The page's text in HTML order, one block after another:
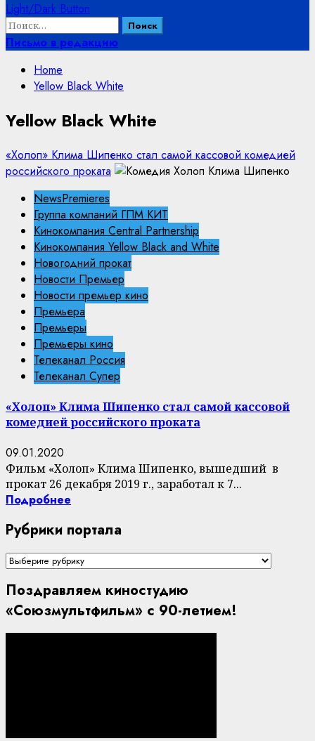
Light/Dark Button
Найти:
Письмо в редакцию
Home
Yellow Black White
Yellow Black White
«Холоп» Клима Шипенко стал самой кассовой комедией
российского проката
NewsPremieres
Группа компаний ГПМ КИТ
Кинокомпания Central Partnership
Кинокомпания Yellow Black and White
Новогодний прокат
Новости Премьер
Новости премьер кино
Премьера
Премьеры
Премьеры кино
Телеканал Россия
Телеканал Супер
«Холоп» Клима Шипенко стал самой кассовой
комедией российского проката
09.01.2020
Фильм «Холоп» Клима Шипенко, вышедший в
прокат 26 декабря 2019 г., заработал к 7...
Подробнее
Рубрики портала
Рубрики
Поздравляем киностудию
«Союзмультфильм» с 90-летием!